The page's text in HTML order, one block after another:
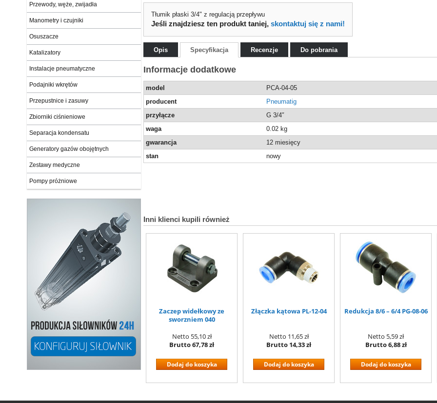
Tłumik płaski 3/4" z regulacją przepływu
Jeśli znajdziesz ten produkt taniej,skontaktuj się z nami!
Opis Specyfikacja Recenzje Do pobrania
Informacje dodatkowe
model
PCA-04-05
producent
Pneumatig
przyłącze
G 3/4″
waga
0.02 kg
gwarancja
12 miesięcy
stan
nowy
Inni klienci kupili również
Zaczep widełkowy ze
sworzniem 040
Netto 55,10 zł
Brutto67,78 zł
Dodaj do koszyka
Złączka kątowa PL-12-04
Netto 11,65 zł
Brutto 14,33 zł
Dodaj do koszyka
Redukcja 8/6 – 6/4 PG-08-06
Netto 5,59 zł
Brutto6,88 zł
Dodaj do koszyka
Przewody, węże, zwijadła
Manometry i czujniki
Osuszacze
Katalizatory
Instalacje pneumatyczne
Podajniki wkrętów
Przepustnice i zasuwy
Zbiorniki ciśnieniowe
Separacja kondensatu
Generatory gazów obojętnych
Zestawy medyczne
Pompy próżniowe